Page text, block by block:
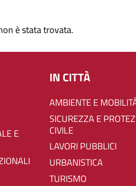
è stata trovata.
IN CITTÀ
AMBIENTE E
SICUREZZA E PROTEZIONE
CIVILE
LAVORI PUBBLICI
URBANISTICA
TURISMO